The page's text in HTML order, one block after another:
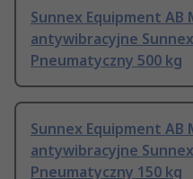
Sunnex Equipment AB
antywibracyjne
Pneumatyczny 500 kg
Sunnex Equipment AB
antywibracyjne
Pneumatyczny 150 kg